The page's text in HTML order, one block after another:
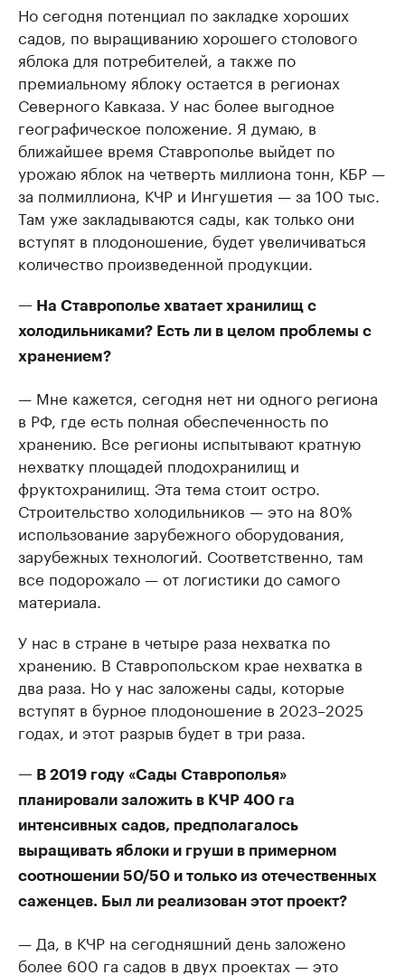
Но сегодня потенциал по закладке хороших
садов, по выращиванию хорошего столового
яблока для потребителей, а также по
премиальному яблоку остается в регионах
Северного Кавказа. У нас более выгодное
географическое положение. Я думаю, в
ближайшее время Ставрополье выйдет по
урожаю яблок на четверть миллиона тонн, КБР —
за полмиллиона, КЧР и Ингушетия — за 100 тыс.
Там уже закладываются сады, как только они
вступят в плодоношение, будет увеличиваться
количество произведенной продукции.
— На Ставрополье хватает хранилищ с
холодильниками? Есть ли в целом проблемы с
хранением?
— Мне кажется, сегодня нет ни одного региона
в РФ, где есть полная обеспеченность по
хранению. Все регионы испытывают кратную
нехватку площадей плодохранилищ и
фруктохранилищ. Эта тема стоит остро.
Строительство холодильников — это на 80%
использование зарубежного оборудования,
зарубежных технологий. Соответственно, там
все подорожало — от логистики до самого
материала.
У нас в стране в четыре раза нехватка по
хранению. В Ставропольском крае нехватка в
два раза. Но у нас заложены сады, которые
вступят в бурное плодоношение в 2023–2025
годах, и этот разрыв будет в три раза.
— В 2019 году «Сады Ставрополья»
планировали заложить в КЧР 400 га
интенсивных садов, предполагалось
выращивать яблоки и груши в примерном
соотношении 50/50 и только из отечественных
саженцев. Был ли реализован этот проект?
— Да, в КЧР на сегодняшний день заложено
более 600 га садов в двух проектах — это